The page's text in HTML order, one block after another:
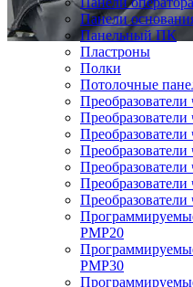
Панели
Панельный ПК
Пластроны
Полки
Потолочные
Преобразователи
Преобразователи
PMP20
PMP30